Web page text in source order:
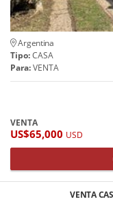
Argentina
Tipo:CASA
Para:VENTA
VENTA
US$65,000 USD
VENTA